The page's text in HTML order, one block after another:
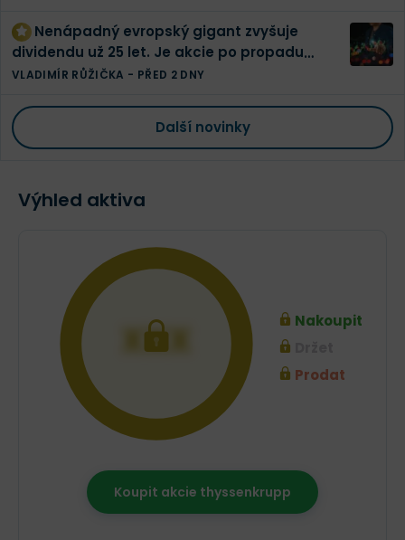
Nenápadný evropský gigant zvyšuje
dividendu už 25 let. Je akcie po propadu
konečně levná?
VLADIMÍR RŮŽIČKA - PŘED 2 DNY
Další novinky
Výhled aktiva
XXX
Nakoupit
Prodat
Koupit akcie thyssenkrupp